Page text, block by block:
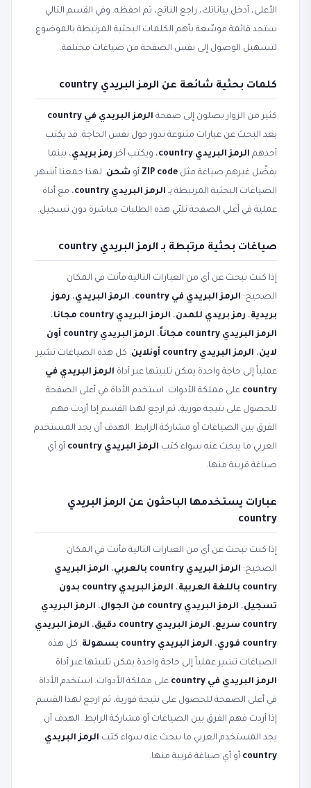
الأعلى، أدخل بياناتك، راجع الناتج، ثم احفظه. وفي القسم التالي
ستجد قائمة موسّعة بأهم الكلمات البحثية المرتبطة بالموضوع
لتسهيل الوصول إلى نفس الصفحة من صياغات مختلفة.
كلمات بحثية شائعة عن الرمز البريدي country
كثير من الزوار يصلون إلى صفحة الرمز البريدي في country
بعد البحث عن عبارات متنوعة تدور حول نفس الحاجة. قد يكتب
أحدهم الرمز البريدي country ، ويكتب آخر رمز بريدي، بينما
يفضّل غيرهم صياغة مثل ZIP code أو شحن. لهذا جمعنا أشهر
الصياغات البحثية المرتبطة بـ الرمز البريدي country
، مع أداة
عملية في أعلى الصفحة تلبّي هذه الطلبات مباشرة دون تسجيل.
صياغات بحثية مرتبطة بـ الرمز البريدي country
إذا كنت تبحث عن أي من العبارات التالية فأنت في المكان
الصحيح: الرمز البريدي في country ، الرمز البريدي، رموز
بريدية، رمز بريدي للمدن، الرمز البريدي country مجانا
،
الرمز البريدي country مجاناً
،
الرمز البريدي country أون
لاين، الرمز البريدي country أونلاين
. كل هذه الصياغات تشير
عملياً إلى حاجة واحدة يمكن تلبيتها عبر أداة الرمز البريدي في
country على مملكة الأدوات. استخدم الأداة في أعلى الصفحة
للحصول على نتيجة فورية، ثم ارجع لهذا القسم إذا أردت فهم
الفرق بين الصياغات أو مشاركة الرابط. الهدف أن يجد المستخدم
العربي ما يبحث عنه سواء كتب الرمز البريدي country
أو أي
صياغة قريبة منها.
عبارات يستخدمها الباحثون عن الرمز البريدي
country
إذا كنت تبحث عن أي من العبارات التالية فأنت في المكان
الصحيح: الرمز البريدي country بالعربي ، الرمز البريدي
country باللغة العربية
،
الرمز البريدي country بدون
تسجيل، الرمز البريدي country من الجوال ، الرمز البريدي
country سريع
، الرمز البريدي country دقيق ، الرمز البريدي
country فوري
، الرمز البريدي country بسهولة
. كل هذه
الصياغات تشير عملياً إلى حاجة واحدة يمكن تلبيتها عبر أداة
الرمز البريدي في country
على مملكة الأدوات. استخدم الأداة
في أعلى الصفحة للحصول على نتيجة فورية، ثم ارجع لهذا القسم
إذا أردت فهم الفرق بين الصياغات أو مشاركة الرابط. الهدف أن
يجد المستخدم العربي ما يبحث عنه سواء كتب الرمز البريدي
country أو أي صياغة قريبة منها.